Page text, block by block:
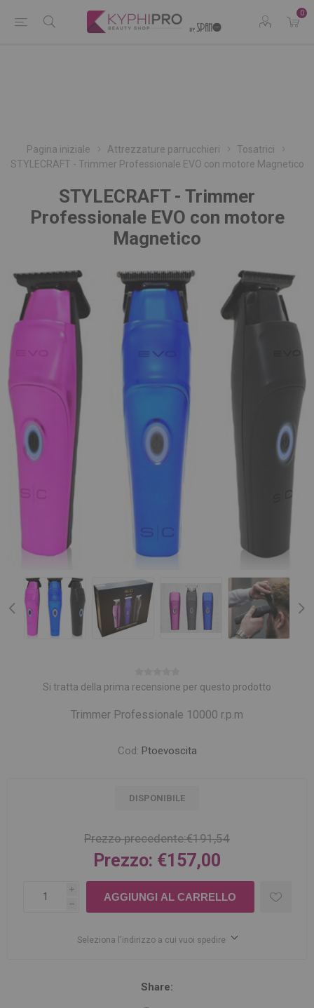
0
Pagina iniziale Attrezzature parrucchieri
Tosatrici
STYLECRAFT - Trimmer Professionale EVO con motore Magnetico
STYLECRAFT - Trimmer
Professionale EVO con motore
Magnetico
Si tratta della prima recensione per questo prodotto
Trimmer Professionale 10000 r.p.m
Cod: Ptoevoscita
DISPONIBILE
Prezzo precedente:€191,54
Prezzo: €157,00
i
h
Seleziona l'indirizzo a cui vuoi spedire
Share: